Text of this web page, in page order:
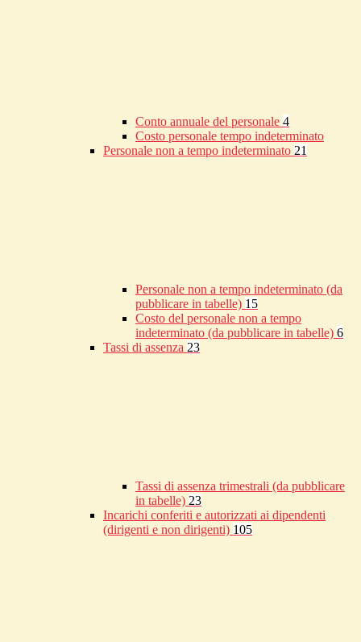
Conto annuale del personale 4
Costo personale tempo indeterminato
Personale non a tempo indeterminato 21
Personale non a tempo indeterminato (da
pubblicare in tabelle) 15
Costo del personale non a tempo
indeterminato (da pubblicare in tabelle) 6
Tassi di assenza 23
Tassi di assenza trimestrali (da pubblicare
in tabelle) 23
Incarichi conferiti e autorizzati ai dipendenti
(dirigenti e non dirigenti) 105